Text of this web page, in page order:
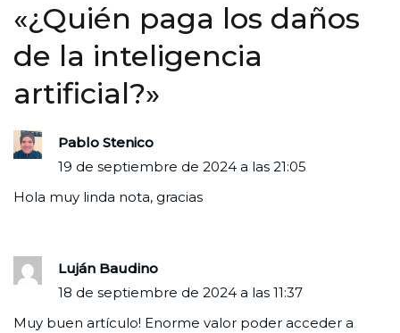
«¿Quién paga los daños
de la inteligencia
artificial?»
Pablo Stenico
19 de septiembre de 2024 a las 21:05
Hola muy linda nota, gracias
Luján Baudino
18 de septiembre de 2024 a las 11:37
Muy buen artículo! Enorme valor poder acceder a